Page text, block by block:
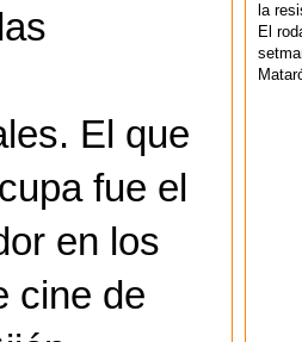
El que
fue el
en los
cine de
la
El